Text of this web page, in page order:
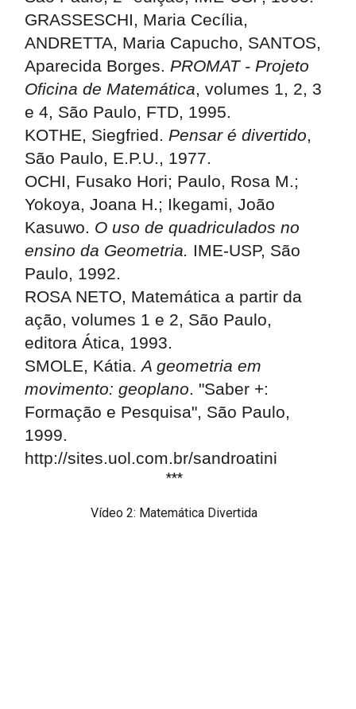
GRASSESCHI, Maria Cecília,
ANDRETTA, Maria Capucho, SANTOS,
Aparecida Borges. PROMAT - Projeto
Oficina de Matemática , volumes 1, 2, 3
e 4, São Paulo, FTD, 1995.
KOTHE, Siegfried. Pensar é divertido
São Paulo, E.P.U., 1977.
OCHI, Fusako Hori; Paulo, Rosa M.;
Yokoya, Joana H.; Ikegami, João
Kasuwo. O uso de quadriculados no
ensino da Geometria.
IME-USP, São
Paulo, 1992.
ROSA NETO, Matemática a partir da
ação, volumes 1 e 2, São Paulo,
editora Ática, 1993.
SMOLE, Kátia.A geometria em
movimento: geoplano . "Saber +:
Formação e Pesquisa", São Paulo,
1999.
http://sites.uol.com.br/sandroatini
***
Vídeo 2: Matemática Divertida